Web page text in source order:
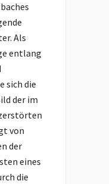
Als
entlang
sich die
der im
von
der
eines
die